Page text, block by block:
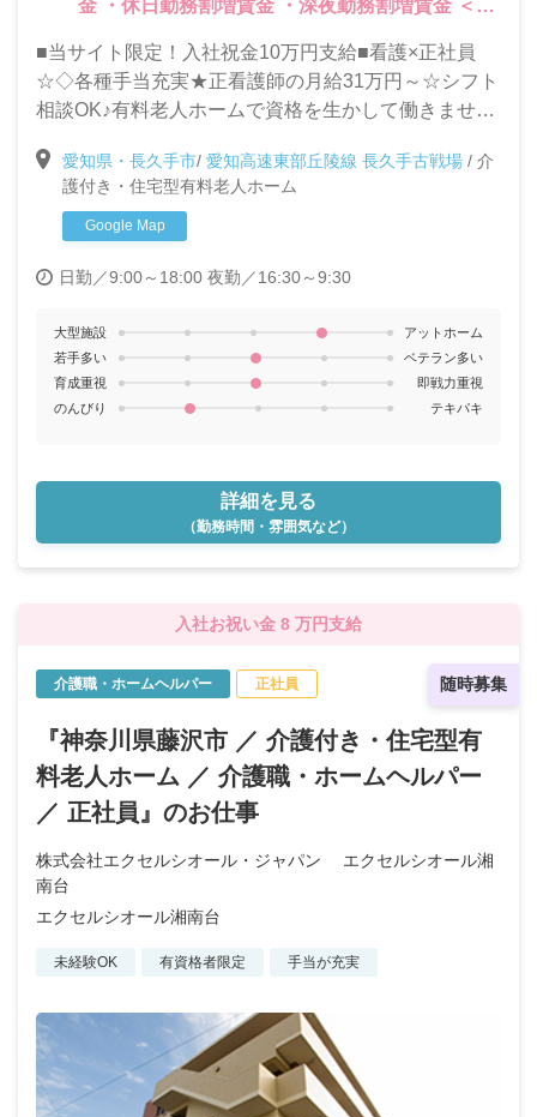
金 ・休日勤務割増賃金 ・深夜勤務割増賃金 ＜そ
改善手当含）
■当サイト限定！入社祝金10万円支給■看護×正社員
☆◇各種手当充実★正看護師の月給31万円～☆シフト
相談OK♪有料老人ホームで資格を生かして働きません
愛知県・長久手市/ 愛知高速東部丘陵線 長久手古戦場 / 介
護付き・住宅型有料老人ホーム
Google Map
日勤／9:00～18:00 夜勤／16:30～9:30
大型施設
アットホーム
若手多い
ベテラン多い
育成重視
即戦力重視
のんびり
テキパキ
詳細を見る
（勤務時間・雰囲気など）
入社お祝い金 8 万円支給
随時募集
介護職・ホームヘルパー 正社員
『神奈川県藤沢市 ／ 介護付き・住宅型有
料老人ホーム ／ 介護職・ホームヘルパー
／ 正社員』のお仕事
株式会社エクセルシオール・ジャパン エクセルシオール湘
南台
エクセルシオール湘南台
未経験OK 有資格者限定 手当が充実